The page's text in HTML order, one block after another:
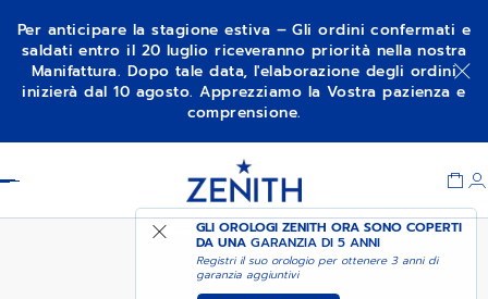
Per anticipare la stagione estiva – Gli ordini confermati e
saldati entro il 20 luglio riceveranno priorità nella nostra
Manifattura. Dopo tale data, l'elaborazione degli ordini
inizierà dal 10 agosto. Apprezziamo la Vostra pazienza e
comprensione.
GLI OROLOGI ZENITH ORA SONO COPERTI
DA UNAGARANZIA DI 5 ANNI
Registri il suo orologio per ottenere 3 anni di
garanzia aggiuntivi
DEFY SKYLINE - GALAXY BLUE